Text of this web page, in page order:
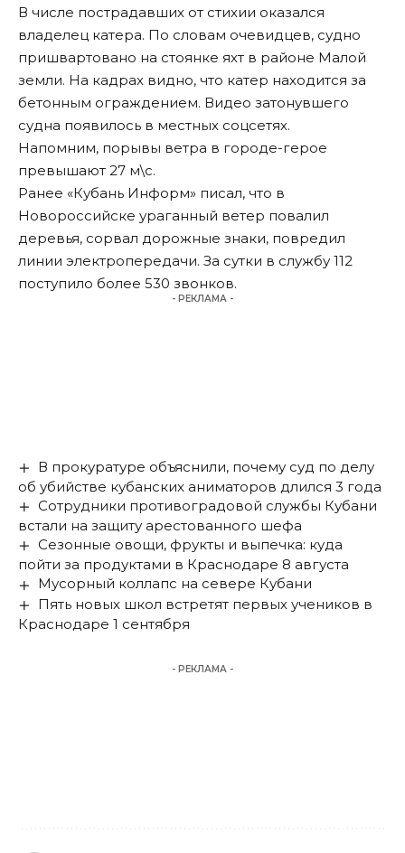
В числе пострадавших от стихии оказался
владелец катера. По словам очевидцев, судно
пришвартовано на стоянке яхт в районе Малой
земли. На кадрах видно, что катер находится за
бетонным ограждением. Видео затонувшего
судна появилось в местных соцсетях.
Напомним, порывы ветра в городе-герое
превышают 27 м\с.
Ранее «Кубань Информ» писал, что в
Новороссийске ураганный ветер повалил
деревья, сорвал дорожные знаки, повредил
линии электропередачи. За сутки в службу 112
поступило более 530 звонков.
- РЕКЛАМА -
В прокуратуре объяснили, почему суд по делу
об убийстве кубанских аниматоров длился 3 года
Сотрудники противоградовой службы Кубани
встали на защиту арестованного шефа
Сезонные овощи, фрукты и выпечка: куда
пойти за продуктами в Краснодаре 8 августа
Мусорный коллапс на севере Кубани
Пять новых школ встретят первых учеников в
Краснодаре 1 сентября
- РЕКЛАМА -